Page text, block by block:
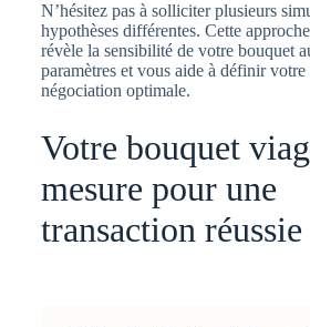
N’hésitez pas à solliciter plusieurs
hypothèses différentes. Cette
révèle la sensibilité de votre bouquet
paramètres et vous aide à définir votre
négociation optimale.
Votre bouquet
mesure pour une
transaction réussie